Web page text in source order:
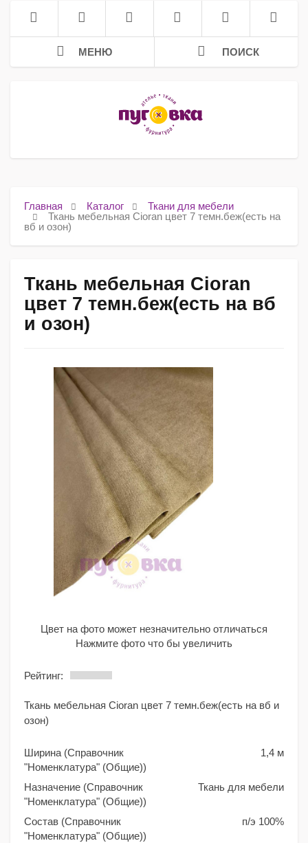
МЕНЮ ПОИСК
Главная Каталог
Ткани для мебели
Ткань мебельная Cioran цвет 7 темн.беж(есть на
вб и озон)
Ткань мебельная Cioran
цвет 7 темн.беж(есть на вб
и озон)
Цвет на фото может незначительно отличаться
Нажмите фото что бы увеличить
Рейтинг:
Ткань мебельная Cioran цвет 7 темн.беж(есть на вб и
озон)
Ширина (Справочник
"Номенклатура" (Общие))
1,4 м
Назначение (Справочник
"Номенклатура" (Общие))
Ткань для мебели
Состав (Справочник
"Номенклатура" (Общие))
п/э 100%